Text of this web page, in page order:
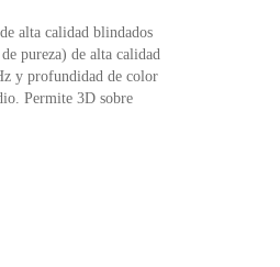
alta calidad blindados
pureza) de alta calidad
y profundidad de color
Permite 3D sobre